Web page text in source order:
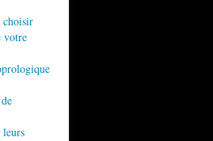
choisir
votre